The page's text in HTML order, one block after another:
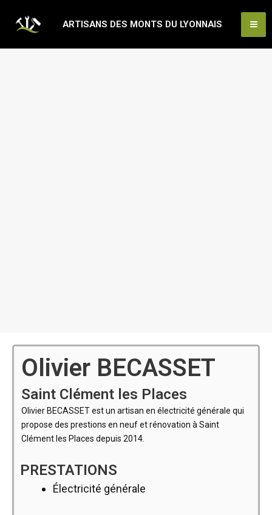
ARTISANS DES MONTS DU LYONNAIS
Olivier BECASSET
Saint Clément les Places
Olivier BECASSET est un artisan en électricité générale qui
propose des prestions en neuf et rénovation à Saint
Clément les Places depuis 2014.
PRESTATIONS
Électricité générale